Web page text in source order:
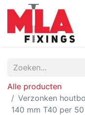
Alle producten
Verzonken
140 mm T40 per 50